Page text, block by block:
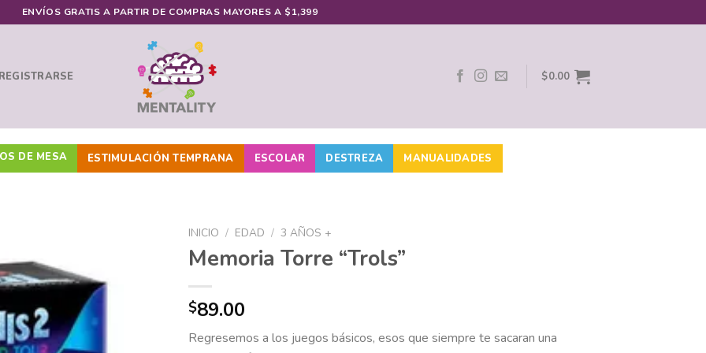
ENVÍOS GRATIS A PARTIR DE COMPRAS MAYORES A $1,399
$0.00
DE MESA ESTIMULACIÓN TEMPRANA ESCOLAR DESTREZA MANUALIDADES
INICIO / EDAD / 3 AÑOS +
Memoria Torre “Trols”
$89.00
Regresemos a los juegos básicos, esos que siempre te sacaran una